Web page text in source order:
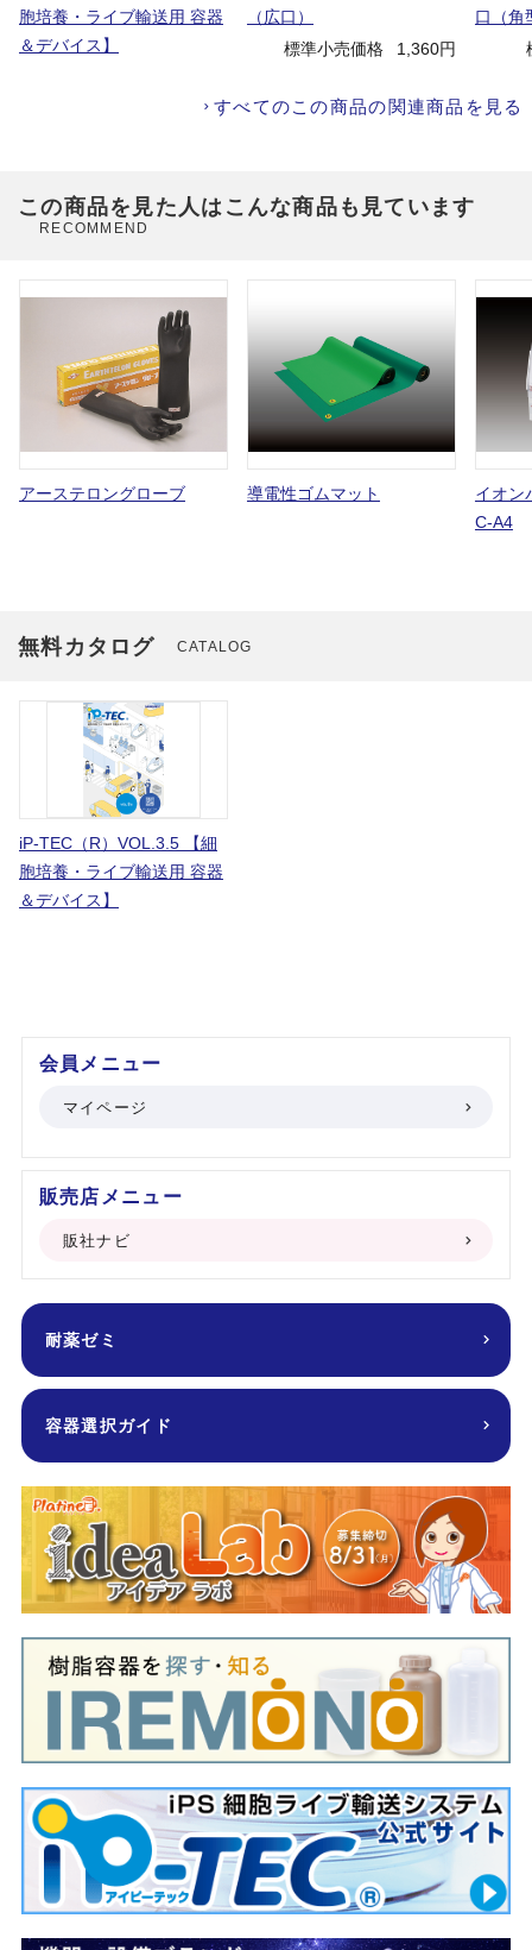
胞培養・ライブ輸送用 容器
＆デバイス】
（広口）
標準小売価格
1,360円
口（角
すべてのこの商品の関連商品を見る
この商品を見た人はこんな商品も見ています
RECOMMEND
アーステロングローブ 導電性ゴムマット
イオン
C-A4
無料カタログ CATALOG
iP-TEC（R）VOL.3.5 【細
胞培養・ライブ輸送用 容器
＆デバイス】
会員メニュー
マイページ
販売店メニュー
販社ナビ
耐薬ゼミ
容器選択ガイド